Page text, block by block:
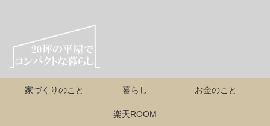
家づくりのこと 暮らし お金のこと
楽天ROOM